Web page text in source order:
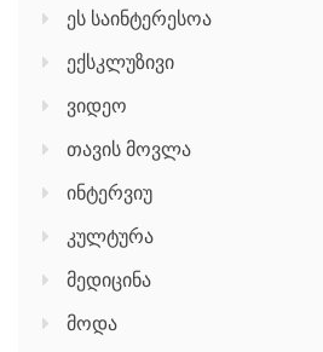
ეს საინტერესოა
ექსკლუზივი
ვიდეო
თავის მოვლა
ინტერვიუ
კულტურა
მედიცინა
მოდა